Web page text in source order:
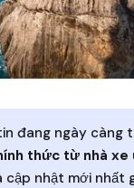
đang ngày càng
thức từ nhà xe
nhật mới nhất